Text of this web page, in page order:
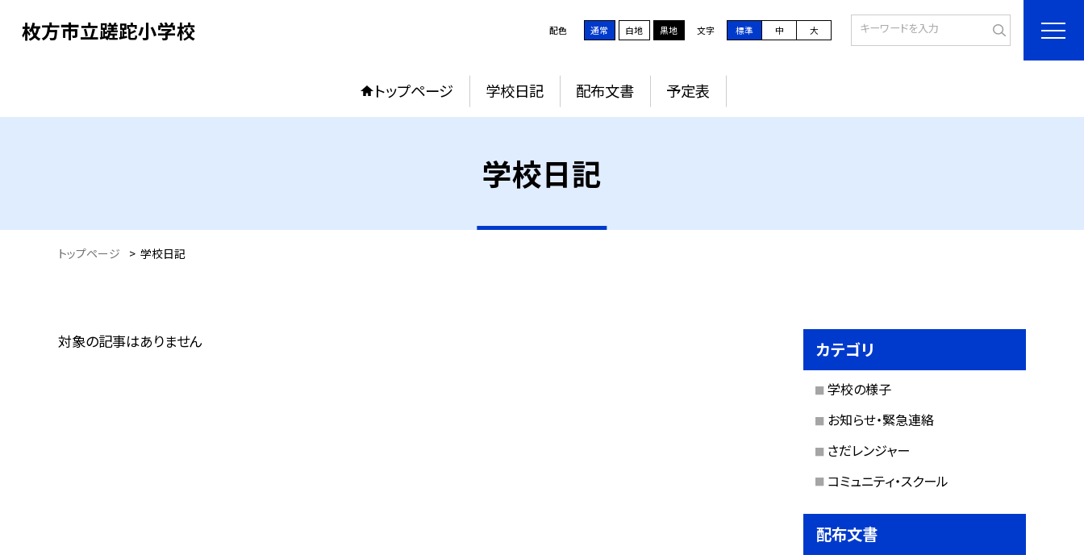
枚方市立蹉跎小学校 配色 通常 白地 黒地 文字 標準 中 大
トップページ 学校日記 配布文書 予定表
学校日記
トップページ > 学校日記
対象の記事はありません カテゴリ
学校の様子
お知らせ・緊急連絡
さだレンジャー
コミュニティ・スクール
配布文書